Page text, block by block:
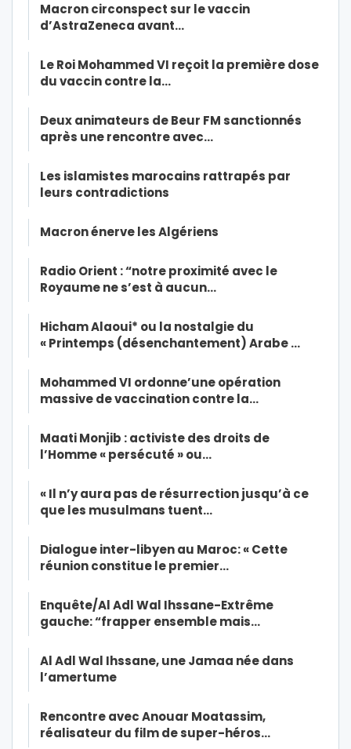
Macron circonspect sur le vaccin
d’AstraZeneca avant…
Le Roi Mohammed VI reçoit la première dose
du vaccin contre la…
Deux animateurs de Beur FM sanctionnés
après une rencontre avec…
Les islamistes marocains rattrapés par
leurs contradictions
Macron énerve les Algériens
Radio Orient : “notre proximité avec le
Royaume ne s’est à aucun…
Hicham Alaoui* ou la nostalgie du
« Printemps (désenchantement) Arabe …
Mohammed VI ordonne’une opération
massive de vaccination contre la…
Maati Monjib : activiste des droits de
l’Homme « persécuté » ou…
« Il n’y aura pas de résurrection jusqu’à ce
que les musulmans tuent…
Dialogue inter-libyen au Maroc: « Cette
réunion constitue le premier…
Enquête/Al Adl Wal Ihssane-Extrême
gauche: “frapper ensemble mais…
Al Adl Wal Ihssane, une Jamaa née dans
l’amertume
Rencontre avec Anouar Moatassim,
réalisateur du film de super-héros…